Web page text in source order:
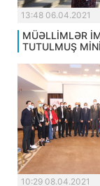
13:48 06.04.2021
MÜƏLLİMLƏR
TUTULMUŞ
10:29 08.04.2021